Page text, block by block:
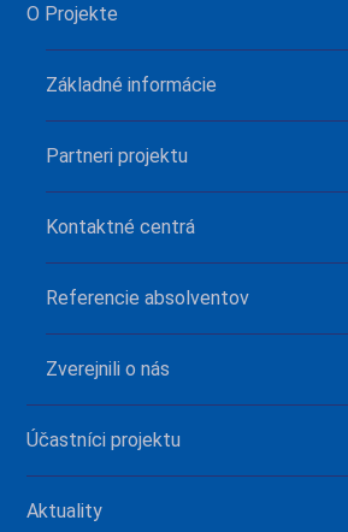
O Projekte
Základné informácie
Partneri projektu
Kontaktné centrá
Referencie absolventov
Zverejnili o nás
Účastníci projektu
Aktuality